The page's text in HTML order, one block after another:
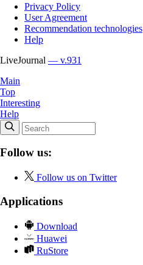
Privacy Policy
User Agreement
Recommendation technologies
Help
LiveJournal — v.931
Main
Top
Interesting
Help
Follow us:
Follow us on Twitter
Applications
Download
Huawei
RuStore